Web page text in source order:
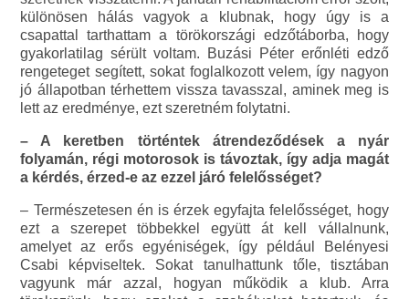
különösen hálás vagyok a klubnak, hogy úgy is a
csapattal tarthattam a törökországi edzőtáborba, hogy
gyakorlatilag sérült voltam. Buzási Péter erőnléti edző
rengeteget segített, sokat foglalkozott velem, így nagyon
jó állapotban térhettem vissza tavasszal, aminek meg is
lett az eredménye, ezt szeretném folytatni.
– A keretben történtek átrendeződések a nyár
folyamán, régi motorosok is távoztak, így adja magát
a kérdés, érzed-e az ezzel járó felelősséget?
– Természetesen én is érzek egyfajta felelősséget, hogy
ezt a szerepet többekkel együtt át kell vállalnunk,
amelyet az erős egyéniségek, így például Belényesi
Csabi képviseltek. Sokat tanulhattunk tőle, tisztában
vagyunk már azzal, hogyan működik a klub. Arra